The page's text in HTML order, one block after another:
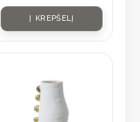
Į KREPŠELĮ